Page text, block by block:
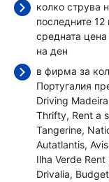
колко струва
последните
средната
на ден
в фирма за
Португалия
Driving
Thrifty Rent a
Tangerine
Autatlantis Avis
Ilha Verde Rent
Drivalia Budget